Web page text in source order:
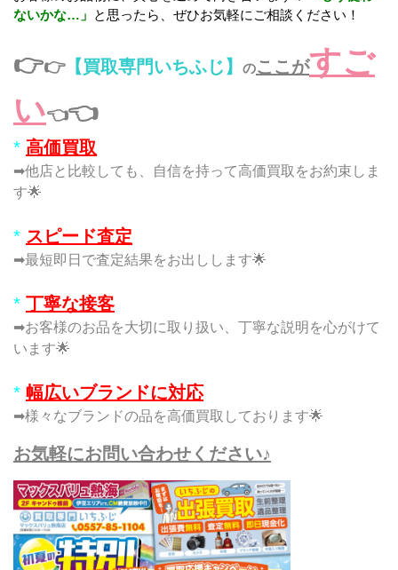
ないかな…」 と思ったら、ぜひお気軽にご相談ください！
👉👉【買取専門いちふじ】 のここがすご
い👈👈
* 高価買取
➡他店と比較しても、自信を持って高価買取をお約束しま
す🌟
* スピード査定
➡最短即日で査定結果をお出しします🌟
* 丁寧な接客
➡お客様のお品を大切に取り扱い、丁寧な説明を心がけて
います🌟
* 幅広いブランドに対応
➡様々なブランドの品を高価買取しております🌟
お気軽にお問い合わせください♪